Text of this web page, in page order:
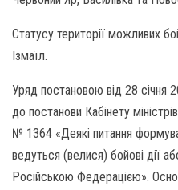
Статусу території можливих
Ізмаїл.
Уряд постановою від 28 січня
до постанови Кабінету
№ 1364 «Деякі питання
ведуться (велися) бойові дії
Російською Федерацією».